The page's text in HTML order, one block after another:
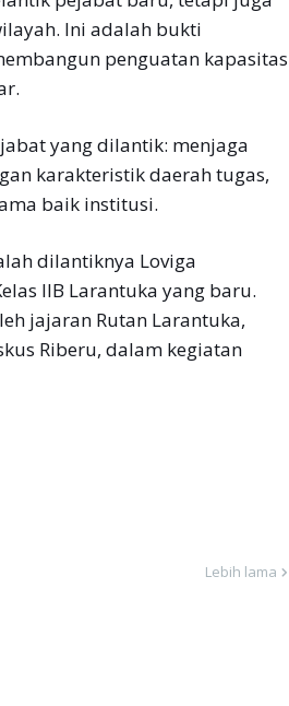
Ini adalah bukti
penguatan kapasitas
yang dilantik: menjaga
karakteristik daerah tugas,
baik institusi.
dilantiknya Loviga
IIB Larantuka yang baru.
jajaran Rutan Larantuka,
Riberu, dalam kegiatan
Lebih lama